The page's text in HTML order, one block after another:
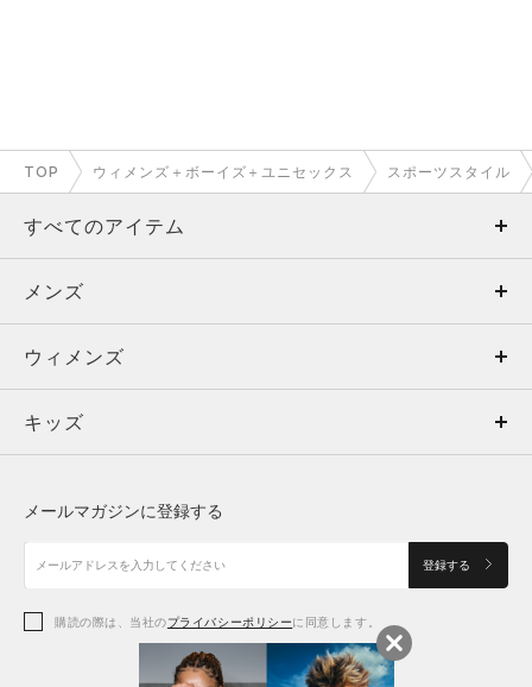
TOP ウィメンズ＋ボーイズ＋ユニセックス スポーツスタイル
すべてのアイテム
メンズ
ウィメンズ
キッズ
アクセサリー
メンズ
トップス
ボトムス
アクセサリー
ウィメンズ
トップス
シューズ
アクセサリー
キッズ
シューズ
メールマガジンに登録する
登録する
購読の際は、当社のプライバシーポリシーに同意します。